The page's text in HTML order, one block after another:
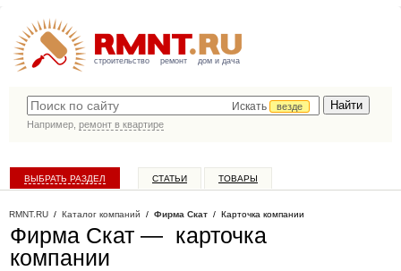
строительство ремонт дом и дача
Искать
везде
Например, ремонт в квартире
ВЫБРАТЬ РАЗДЕЛ СТАТЬИ ТОВАРЫ
RMNT.RU / Каталог компаний / Фирма Скат / Карточка компании
Фирма Скат — карточка
компании